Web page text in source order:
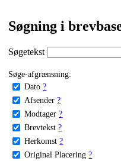
Søgning i
Søgetekst
Søge-afgrænsning:
Dato ?
Afsender ?
Modtager ?
Brevtekst ?
Herkomst ?
Original Placering ?